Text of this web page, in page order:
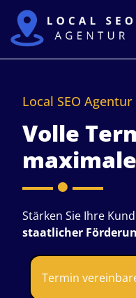
Local SEO Agentur
Volle
Stärken Sie Ihre
staatlicher
Termin